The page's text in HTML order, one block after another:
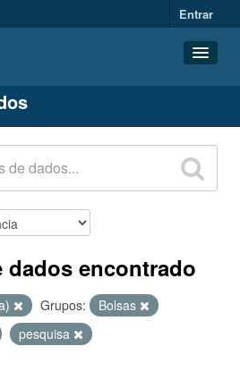
Entrar
encontrado
Grupos:
Bolsas
pesquisa